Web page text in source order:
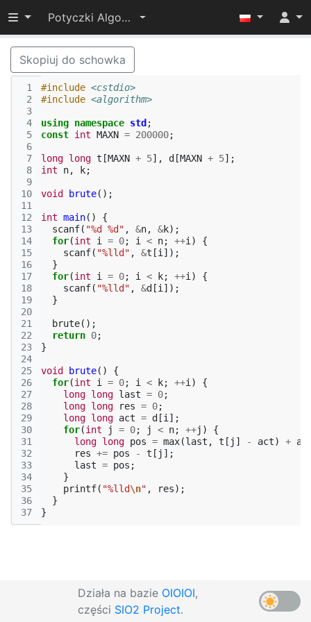
Przełącz widoczność menu
Potyczki Algorytmiczne 2017
Skopiuj do schowka
1
2
3
4
5
6
7
8
9
10
11
12
13
14
15
16
17
18
19
20
21
22
23
24
25
26
27
28
29
30
31
32
33
34
35
36
37
#include <cstdio>
#include <algorithm>
using namespace std ;
const int MAXN = 200000;
long long t [MAXN + 5], d [MAXN + 5];
int
n, k;
void brute();
int main()
{
scanf( "%d %d" , &n, &k);
for(int i = 0; i < n; ++i )
{
scanf( "%lld" , &t [i ]);
}
for(int i = 0; i < k; ++i )
{
scanf( "%lld" , &d [i ]);
}
brute();
return 0;
}
void brute()
{
for(int i = 0; i < k; ++i )
{
long long last = 0;
long long res = 0;
long long act = d [i ];
for(int j = 0; j < n; ++j )
{
long long pos = max(last , t [ j ] - act) +
res += pos - t [ j ];
last = pos ;
}
printf( "%lld\n" , res);
}
}
Działa na bazie OIOIOI,
części SIO2 Project.